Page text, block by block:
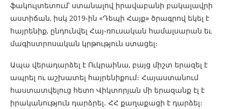
ֆակուլտետում՝ ստանալով իրավաբանի բակալավրի
աստիճան, իսկ 2019-ին «Դեպի Հայք» ծրագրով եկել է
հայրենիք, ընդունվել Հայ-ռուսական համալսարան եւ
մագիստրոսական կրթություն ստացել։
Ապա վերադարձել է Ուկրաինա, բայց միշտ երազել է
ապրել ու աշխատել հայրենիքում։ Հայաստանում
հաստատվելուց հետո Վիկտորյան մի երազանք էլ է
իրականություն դարձրել․ ՀՀ քաղաքացի է դարձել։